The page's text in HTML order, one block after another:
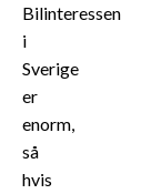
Bilinteressen
i
Sverige
er
enorm,
så
hvis